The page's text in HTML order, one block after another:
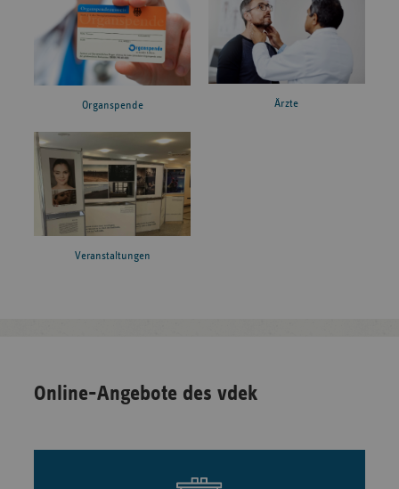
Organspende Ärzte
Veranstaltungen
Online-Angebote des vdek